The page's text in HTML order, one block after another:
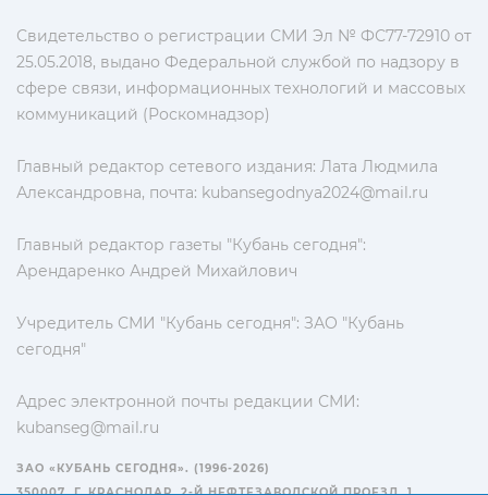
Свидетельство о регистрации СМИ Эл № ФС77-72910 от
25.05.2018, выдано Федеральной службой по надзору в
сфере связи, информационных технологий и массовых
коммуникаций (Роскомнадзор)
Главный редактор сетевого издания: Лата Людмила
Александровна, почта: kubansegodnya2024@mail.ru
Главный редактор газеты "Кубань сегодня":
Арендаренко Андрей Михайлович
Учредитель СМИ "Кубань сегодня": ЗАО "Кубань
сегодня"
Адрес электронной почты редакции СМИ:
kubanseg@mail.ru
ЗАО «КУБАНЬ СЕГОДНЯ». (1996-2026)